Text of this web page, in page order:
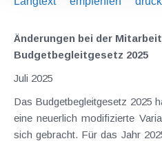
Änderungen bei der
Budgetbegleitgesetz 2025
Juli 2025
Das Budgetbegleitgesetz 2025
eine neuerlich modifizierte
sich gebracht. Für das Jahr